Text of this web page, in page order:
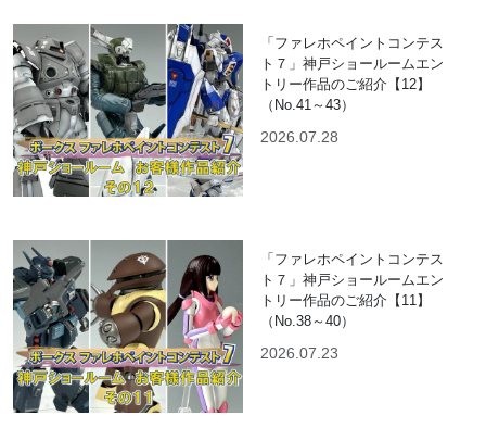
「ファレホペイントコンテス
ト７」神戸ショールームエン
トリー作品のご紹介【12】
（No.41～43）
2026.07.28
「ファレホペイントコンテス
ト７」神戸ショールームエン
トリー作品のご紹介【11】
（No.38～40）
2026.07.23